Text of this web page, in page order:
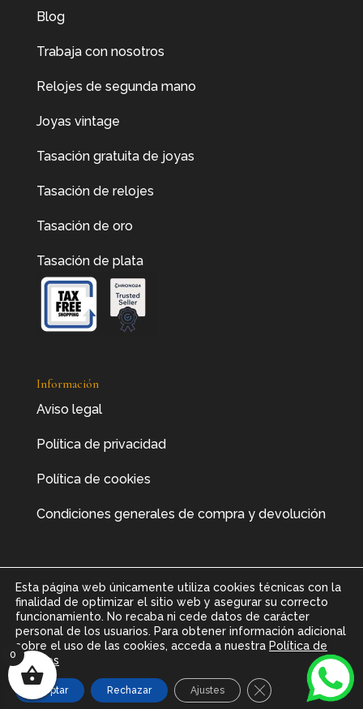
Blog
Trabaja con nosotros
Relojes de segunda mano
Joyas vintage
Tasación gratuita de joyas
Tasación de relojes
Tasación de oro
Tasación de plata
Información
Aviso legal
Política de privacidad
Política de cookies
Condiciones generales de compra y devolución
Copyright © 2026 Carrera Joyeros. Todos los
derechos reservados.
Esta página web únicamente utiliza cookies técnicas con la
finalidad de optimizar el sitio web y asegurar su correcto
funcionamiento. No recaba ni cede datos de carácter
personal de los usuarios. Para obtener información adicional
sobre el uso de las cookies, acceda a nuestra Política de
Cookies
Aceptar Rechazar Ajustes Cerrar el banner
0